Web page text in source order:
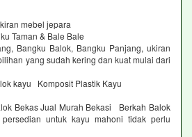
mebel jepara
Taman & Bale Bale
Bangku Balok, Bangku Panjang, ukiran
yang sudah kering dan kuat mulai dari
kayu Komposit Plastik Kayu
Bekas Jual Murah Bekasi Berkah Balok
untuk kayu mahoni tidak perlu